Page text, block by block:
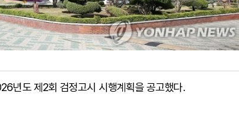
년도 제2회 검정고시 시행계획을 공고했다.